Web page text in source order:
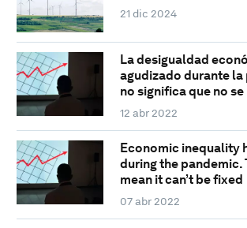
21 dic 2024
La desigualdad
agudizado durante la
no significa que no
12 abr 2022
Economic inequality
during the pandemic.
mean it can’t be fixed
07 abr 2022